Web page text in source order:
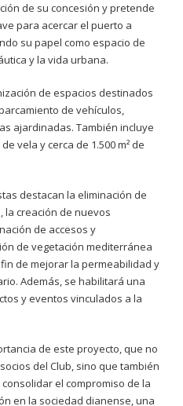
de su concesión y pretende
para acercar el puerto a
su papel como espacio de
y la vida urbana.
de espacios destinados
de vehículos,
ajardinadas. También incluye
vela y cerca de 1.500 m² de
destacan la eliminación de
creación de nuevos
de accesos y
de vegetación mediterránea
de mejorar la permeabilidad y
Además, se habilitará una
y eventos vinculados a la
de este proyecto, que no
del Club, sino que también
el compromiso de la
en la sociedad dianense, una